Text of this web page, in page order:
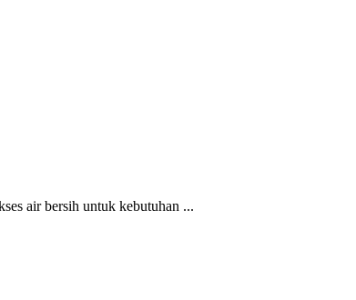
air bersih untuk kebutuhan ...